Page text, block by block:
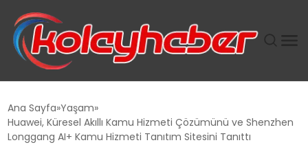
SUWEN’IN İSTIHDAM MODELI EKONOMIDE KADIN
Ana Sayfa Yaşam
Huawei, Küresel Akıllı Kamu Hizmeti Çözümünü ve Shenzhen
Longgang AI+ Kamu Hizmeti Tanıtım Sitesini Tanıttı